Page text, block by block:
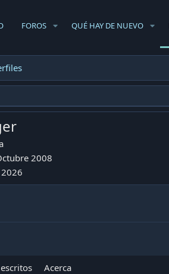
FOROS QUÉ HAY DE NUEVO
2008
Acerca